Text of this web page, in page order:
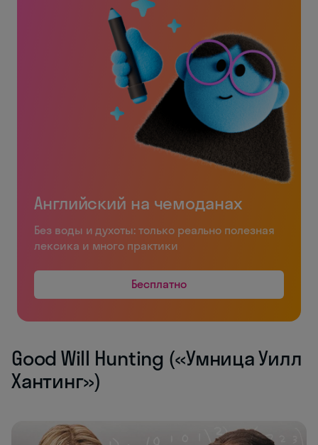
Английский на чемоданах
Без воды и духоты: только реально полезная
лексика и много практики
Бесплатно
Good Will Hunting («Умница Уилл
Хантинг»)